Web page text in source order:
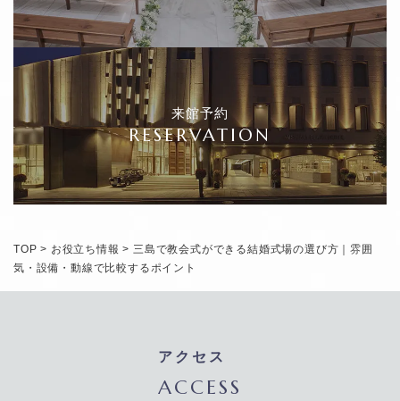
来館予約
RESERVATION
TOP > お役立ち情報 >三島で教会式ができる結婚式場の選び方｜雰囲
気・設備・動線で比較するポイント
アクセス
ACCESS